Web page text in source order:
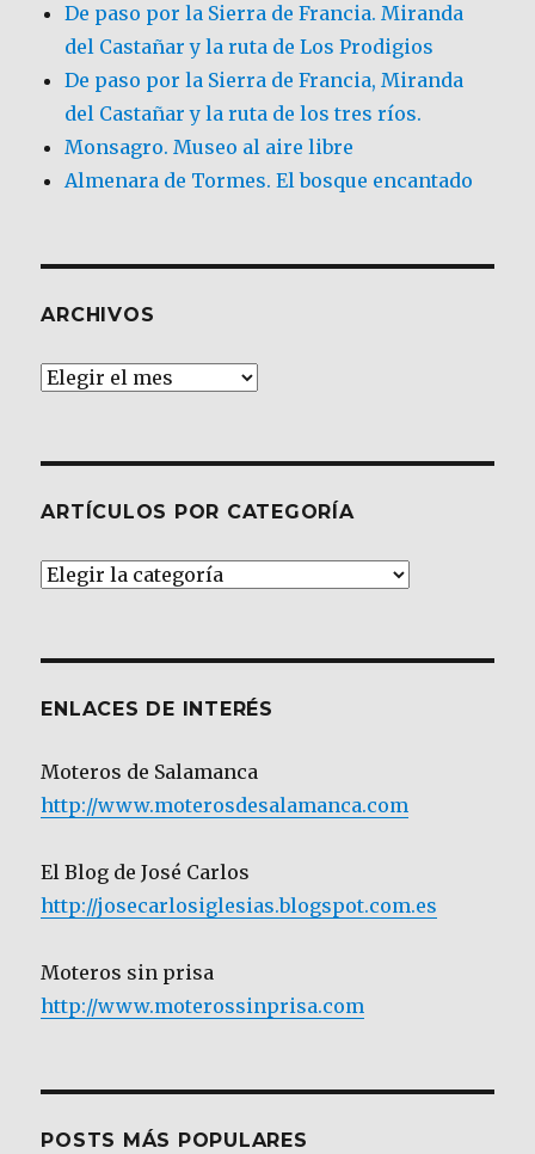
De paso por la Sierra de Francia. Miranda
del Castañar y la ruta de Los Prodigios
De paso por la Sierra de Francia, Miranda
del Castañar y la ruta de los tres ríos.
Monsagro. Museo al aire libre
Almenara de Tormes. El bosque encantado
ARCHIVOS
Archivos
ARTÍCULOS POR CATEGORÍA
Artículos
ENLACES DE INTERÉS
Moteros de Salamanca
http://www.moterosdesalamanca.com
El Blog de José Carlos
http://josecarlosiglesias.blogspot.com.es
Moteros sin prisa
http://www.moterossinprisa.com
POSTS MÁS POPULARES